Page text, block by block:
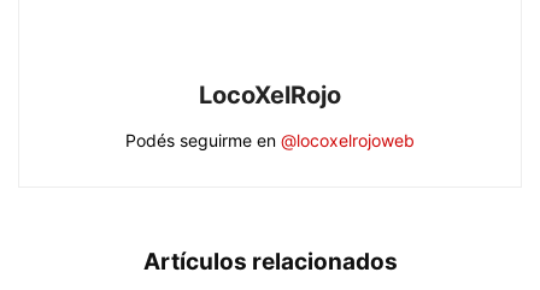
LocoXelRojo
Podés seguirme en @locoxelrojoweb
Artículos relacionados